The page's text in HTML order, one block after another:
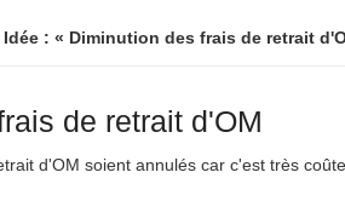
Idée : « Diminution des frais de retrait
de retrait d'OM
d'OM soient annulés car c'est très